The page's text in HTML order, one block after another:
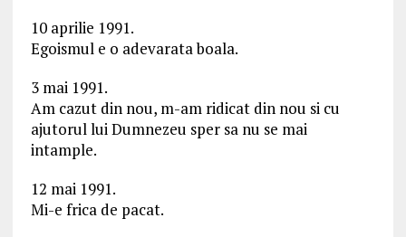
10 aprilie 1991.
Egoismul e o adevarata boala.
3 mai 1991.
Am cazut din nou, m-am ridicat din nou si cu
ajutorul lui Dumnezeu sper sa nu se mai
intample.
12 mai 1991.
Mi-e frica de pacat.